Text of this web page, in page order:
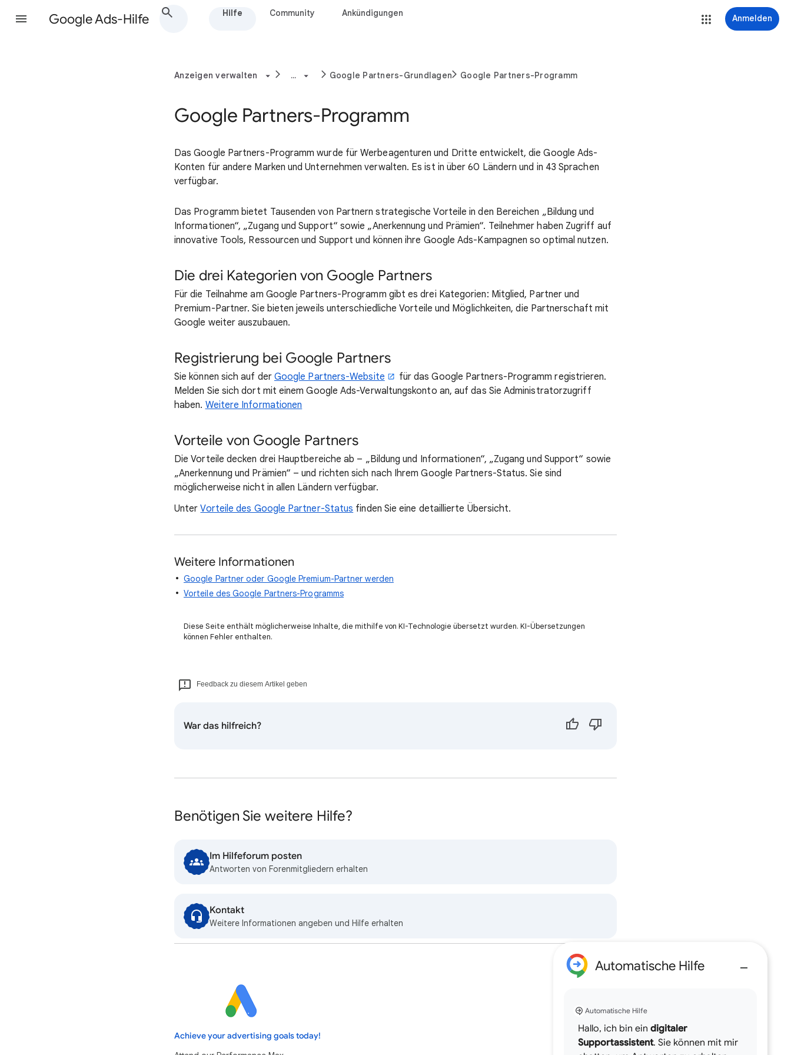
Google Ads-Hilfe Hilfe Community Ankündigungen Anmelden
Anzeigen verwalten ... Google Partners-Grundlagen Google Partners-Programm
Google Partners-Programm
Das Google Partners-Programm wurde für Werbeagenturen und Dritte entwickelt, die Google Ads-
Konten für andere Marken und Unternehmen verwalten. Es ist in über 60 Ländern und in 43 Sprachen
verfügbar.
Das Programm bietet Tausenden von Partnern strategische Vorteile in den Bereichen „Bildung und
Informationen“, „Zugang und Support“ sowie „Anerkennung und Prämien“. Teilnehmer haben Zugriff auf
innovative Tools, Ressourcen und Support und können ihre Google Ads-Kampagnen so optimal nutzen.
Die drei Kategorien von Google Partners
Für die Teilnahme am Google Partners-Programm gibt es drei Kategorien: Mitglied, Partner und
Premium-Partner. Sie bieten jeweils unterschiedliche Vorteile und Möglichkeiten, die Partnerschaft mit
Google weiter auszubauen.
Registrierung bei Google Partners
Sie können sich auf der Google Partners-Website
für das Google Partners-Programm registrieren.
Melden Sie sich dort mit einem Google Ads-Verwaltungskonto an, auf das Sie Administratorzugriff
haben. Weitere Informationen
Vorteile von Google Partners
Die Vorteile decken drei Hauptbereiche ab – „Bildung und Informationen“, „Zugang und Support“ sowie
„Anerkennung und Prämien“ – und richten sich nach Ihrem Google Partners-Status. Sie sind
möglicherweise nicht in allen Ländern verfügbar.
UnterVorteile des Google Partner-Status finden Sie eine detaillierte Übersicht.
Weitere Informationen
Google Partner oder Google Premium-Partner werden
Vorteile des Google Partners-Programms
Diese Seite enthält möglicherweise Inhalte, die mithilfe von KI-Technologie übersetzt wurden. KI-Übersetzungen
können Fehler enthalten.
Feedback zu diesem Artikel geben
War das hilfreich?
Benötigen Sie weitere Hilfe?
Im Hilfeforum posten
Antworten von Forenmitgliedern erhalten
Kontakt
Weitere Informationen angeben und Hilfe erhalten
Achieve your advertising goals today!
Automatische Hilfe
Automatische Hilfe
Hallo, ich bin ein digitaler
Supportassistent. Sie können mit mir